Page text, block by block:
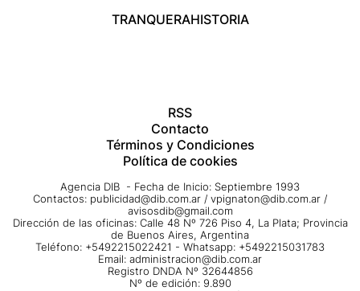
TRANQUERAHISTORIA
RSS
Contacto
Términos y Condiciones
Política de cookies
Agencia DIB - Fecha de Inicio: Septiembre 1993
Contactos: publicidad@dib.com.ar / vpignaton@dib.com.ar /
avisosdib@gmail.com
Dirección de las oficinas: Calle 48 Nº 726 Piso 4, La Plata; Provincia
de Buenos Aires, Argentina
Teléfono: +5492215022421 - Whatsapp: +5492215031783
Email: administracion@dib.com.ar
Registro DNDA Nº 32644856
Nº de edición: 9.890